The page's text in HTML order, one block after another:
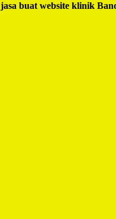
jasa buat website klinik